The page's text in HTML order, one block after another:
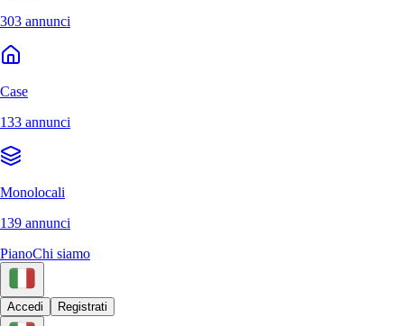
303 annunci
Case
133 annunci
Monolocali
139 annunci
PianoChi siamo
Accedi Registrati